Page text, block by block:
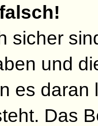
E-Mail-Link
der
Damit